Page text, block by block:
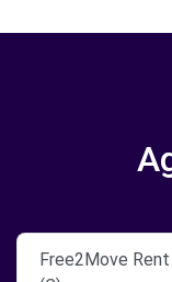
Free2Move